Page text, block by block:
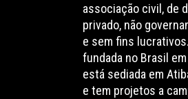
associação civil, de
privado, não
e sem fins
fundada no Brasil
está sediada em
e tem projetos a